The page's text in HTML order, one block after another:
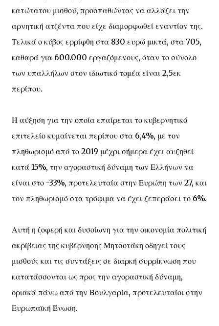
κατώτατου μισθού, προσπαθώντας να αλλάξει την
αρνητική ατζέντα που είχε διαμορφωθεί εναντίον της.
Τελικά ο κύβος ερρίφθη στα 830 ευρώ μικτά, στα 705,
καθαρά για 600.000 εργαζόμενους, όταν το σύνολο
των υπαλλήλων στον ιδιωτικό τομέα είναι 2,5εκ
περίπου.
Η αύξηση για την οποία επαίρεται το κυβερνητικό
επιτελείο κυμαίνεται περίπου στα 6,4%, με τον
πληθωρισμό από το 2019 μέχρι σήμερα έχει αυξηθεί
κατά 15%, την αγοραστική δύναμη των Ελλήνων να
είναι στο -33%, προτελευταία στην Ευρώπη των 27, και
τον πληθωρισμό στα τρόφιμα να έχει ξεπεράσει το 6%.
Αυτή η ζοφερή και δυσοίωνη για την οικονομία πολιτική
ακρίβειας της κυβέρνησης Μητσοτάκη οδηγεί τους
μισθούς και τις συντάξεις σε διαρκή συρρίκνωση που
κατατάσσονται ως προς την αγοραστική δύναμη,
οριακά πάνω από την Βουλγαρία, προτελευταίοι στην
Ευρωπαϊκή Ένωση.